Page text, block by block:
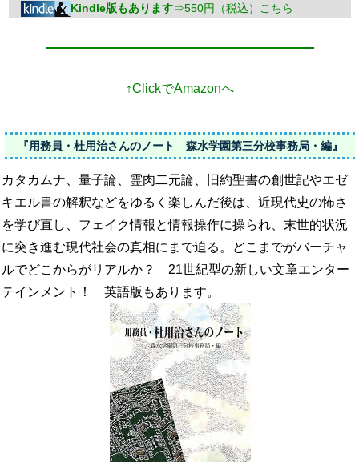
Kindle版もあります⇒550円（税込）こちら
↑ClickでAmazonへ
『用務員・杜用治さんのノート 森水学園第三分校事務局・編』
カタカムナ、量子論、霊肉二元論、旧約聖書の創世記やエゼ
キエル書の解釈などをゆるく楽しんだ後は、近現代史の怖さ
を学び直し、フェイク情報と情報操作に操られ、末世的状況
に突き進む現代社会の真相にまで迫る。どこまでがバーチャ
ルでどこからがリアルか？ 21世紀型の新しい文章エンター
テインメント！ 英語版もあります。